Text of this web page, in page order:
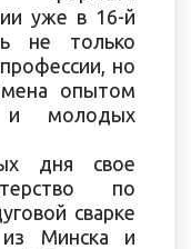
уже в 16-й
не только
но
опытом
и молодых
дня свое
по
сварке
из Минска и